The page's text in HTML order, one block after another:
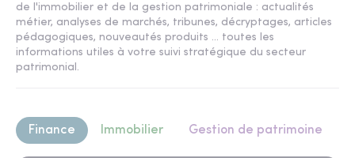
de l'immobilier et de la gestion patrimoniale : actualités
métier, analyses de marchés, tribunes, décryptages, articles
pédagogiques, nouveautés produits ... toutes les
informations utiles à votre suivi stratégique du secteur
patrimonial.
Finance Immobilier Gestion de patrimoine